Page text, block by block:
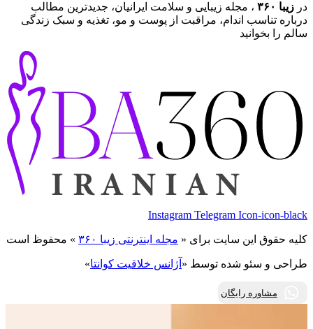
در زیبا ۳۶۰
، مجله زیبایی و سلامت ایرانیان، جدیدترین مطالب
درباره تناسب اندام، مراقبت از پوست و مو، تغذیه و سبک زندگی
سالم را بخوانید
Instagram Telegram Icon-icon-black
کلیه حقوق این سایت برای « مجله اینترنتی زیبا ۳۶۰ » محفوظ است
طراحی و سئو شده توسط « آژانس خلاقیت کوانتا»
مشاوره رایگان